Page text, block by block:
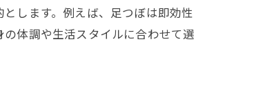
します。例えば、足つぼは即効性
体調や生活スタイルに合わせて選